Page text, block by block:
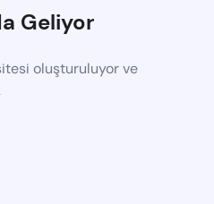
Geliyor
oluşturuluyor ve